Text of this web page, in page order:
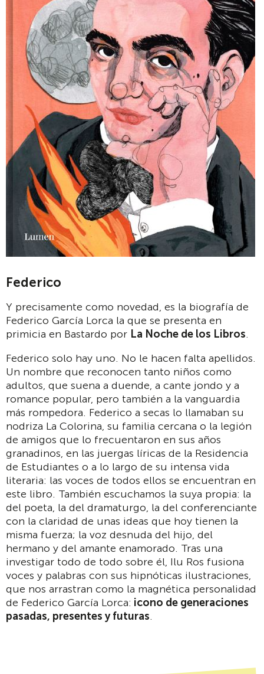
Federico
Y precisamente como novedad, es la biografía de
Federico García Lorca la que se presenta en
primicia en Bastardo por La Noche de los Libros.
Federico solo hay uno. No le hacen falta apellidos.
Un nombre que reconocen tanto niños como
adultos, que suena a duende, a cante jondo y a
romance popular, pero también a la vanguardia
más rompedora. Federico a secas lo llamaban su
nodriza La Colorina, su familia cercana o la legión
de amigos que lo frecuentaron en sus años
granadinos, en las juergas líricas de la Residencia
de Estudiantes o a lo largo de su intensa vida
literaria: las voces de todos ellos se encuentran en
este libro. También escuchamos la suya propia: la
del poeta, la del dramaturgo, la del conferenciante
con la claridad de unas ideas que hoy tienen la
misma fuerza; la voz desnuda del hijo, del
hermano y del amante enamorado. Tras una
investigar todo de todo sobre él, Ilu Ros fusiona
voces y palabras con sus hipnóticas ilustraciones,
que nos arrastran como la magnética personalidad
de Federico García Lorca: icono de generaciones
pasadas, presentes y futuras.